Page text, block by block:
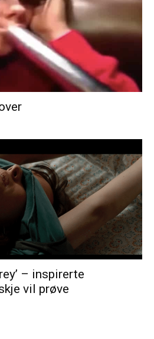
– inspirerte
vil prøve